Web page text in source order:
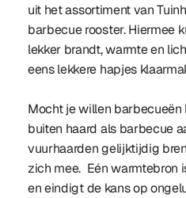
uit het assortiment van
barbecue rooster. Hiermee
lekker brandt, warmte en
eens lekkere hapjes
Mocht je willen
buiten haard als barbecue
vuurhaarden gelijktijdig
zich mee. Eén warmtebron
en eindigt de kans op